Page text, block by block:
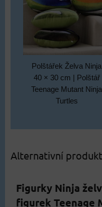
Polštářek Želva Ninja
40 × 30 cm | Polštář
Teenage Mutant Ninja
Turtles
Alternativní
Figurky Ninja
figurek Teenage